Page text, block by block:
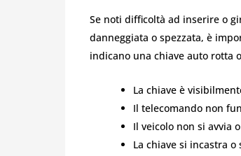
Se noti difficoltà ad inserire o
danneggiata o spezzata, è
indicano una chiave auto rotta
La chiave è
Il telecomando non
Il veicolo non si avvia
La chiave si incastra